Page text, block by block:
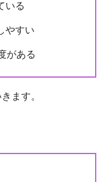
いる
やすい
がある
ます。